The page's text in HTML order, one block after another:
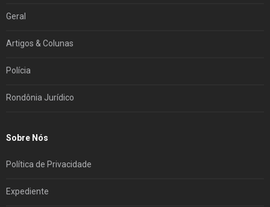
Geral
Artigos & Colunas
Polícia
Rondônia Jurídico
Sobre Nós
Política de Privacidade
Expediente